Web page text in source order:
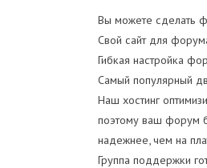
Вы можете сделать
Свой сайт для
Гибкая настройка
Самый популярный
Наш хостинг
поэтому ваш форум
надежнее, чем на
Группа поддержки